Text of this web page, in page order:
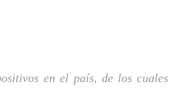
en el país, de los cuales